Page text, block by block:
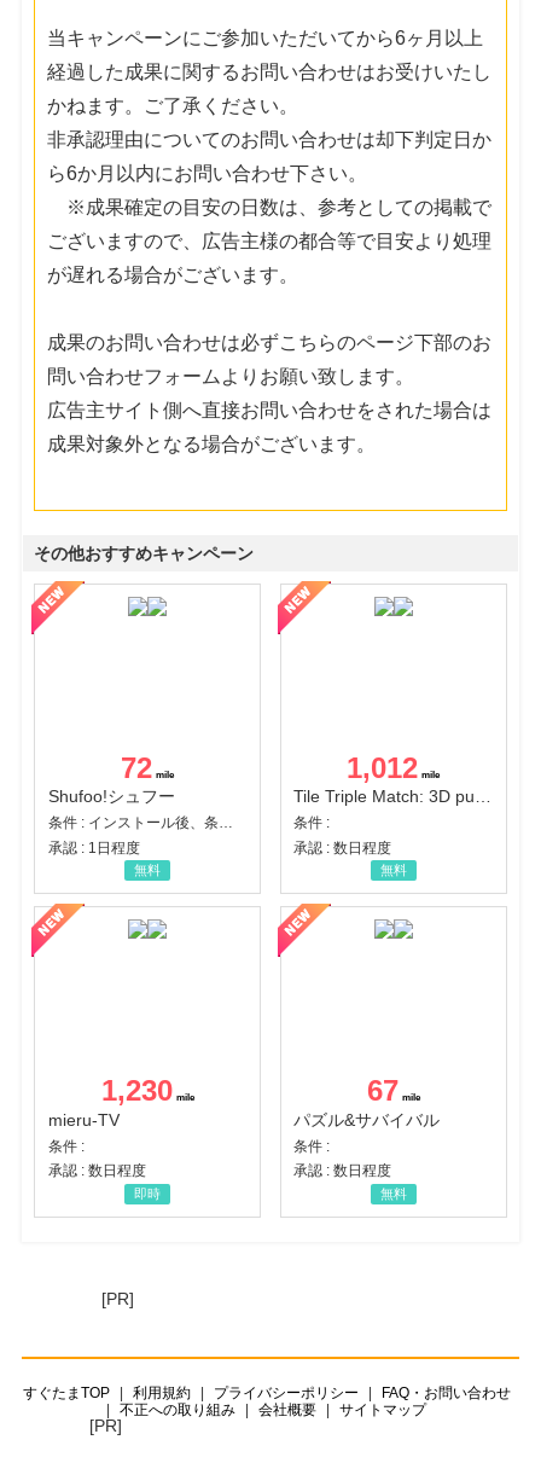
当キャンペーンにご参加いただいてから6ヶ月以上
経過した成果に関するお問い合わせはお受けいたし
かねます。ご了承ください。
非承認理由についてのお問い合わせは却下判定日か
ら6か月以内にお問い合わせ下さい。
※成果確定の目安の日数は、参考としての掲載で
ございますので、広告主様の都合等で目安より処理
が遅れる場合がございます。
成果のお問い合わせは必ずこちらのページ下部のお
問い合わせフォームよりお願い致します。
広告主サイト側へ直接お問い合わせをされた場合は
成果対象外となる場合がございます。
その他おすすめキャンペーン
72
Shufoo!シュフー
条件 : インストール後、条件達成
承認 : 1日程度
無料
1,012
Tile Triple Match: 3D puzzle
条件 :
承認 : 数日程度
無料
1,230
mieru-TV
条件 :
承認 : 数日程度
即時
67
パズル&サバイバル
条件 :
承認 : 数日程度
無料
[PR]
すぐたまTOP 利用規約 プライバシーポリシー
FAQ・お問い合わせ
不正への取り組み
会社概要 サイトマップ
[PR]